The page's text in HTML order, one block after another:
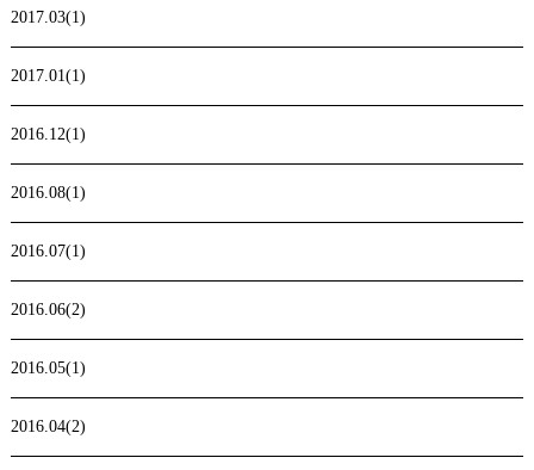
2017.03(1)
2017.01(1)
2016.12(1)
2016.08(1)
2016.07(1)
2016.06(2)
2016.05(1)
2016.04(2)